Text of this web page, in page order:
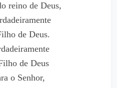
reino de Deus,
de Deus.
de Deus
o Senhor,